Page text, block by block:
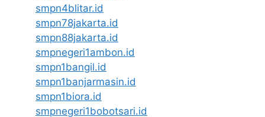
smpn4blitar.id
smpn78jakarta.id
smpn88jakarta.id
smpnegeri1ambon.id
smpn1bangil.id
smpn1banjarmasin.id
smpn1biora.id
smpnegeri1bobotsari.id